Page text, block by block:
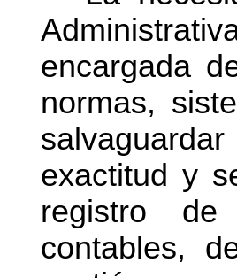
encargada
normas,
exactitud y
registro
contables,